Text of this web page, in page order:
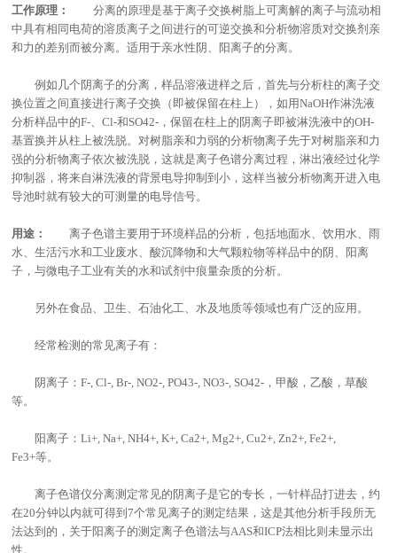
工作原理： 分离的原理是基于离子交换树脂上可离解的离子与流动相
中具有相同电荷的溶质离子之间进行的可逆交换和分析物溶质对交换剂亲
和力的差别而被分离。适用于亲水性阴、阳离子的分离。
例如几个阴离子的分离，样品溶液进样之后，首先与分析柱的离子交
换位置之间直接进行离子交换（即被保留在柱上），如用NaOH作淋洗液
分析样品中的F-、Cl-和SO42-，保留在柱上的阴离子即被淋洗液中的OH-
基置换并从柱上被洗脱。对树脂亲和力弱的分析物离子先于对树脂亲和力
强的分析物离子依次被洗脱，这就是离子色谱分离过程，淋出液经过化学
抑制器，将来自淋洗液的背景电导抑制到小，这样当被分析物离开进入电
导池时就有较大的可测量的电导信号。
用途： 离子色谱主要用于环境样品的分析，包括地面水、饮用水、雨
水、生活污水和工业废水、酸沉降物和大气颗粒物等样品中的阴、阳离
子，与微电子工业有关的水和试剂中痕量杂质的分析。
另外在食品、卫生、石油化工、水及地质等领域也有广泛的应用。
经常检测的常见离子有：
阴离子：F-, Cl-, Br-, NO2-, PO43-, NO3-, SO42-，甲酸，乙酸，草酸
等。
阳离子：Li+, Na+, NH4+, K+, Ca2+, Mg2+, Cu2+, Zn2+, Fe2+,
Fe3+等。
离子色谱仪分离测定常见的阴离子是它的专长，一针样品打进去，约
在20分钟以内就可得到7个常见离子的测定结果，这是其他分析手段所无
法达到的，关于阳离子的测定离子色谱法与AAS和ICP法相比则未显示出
性。